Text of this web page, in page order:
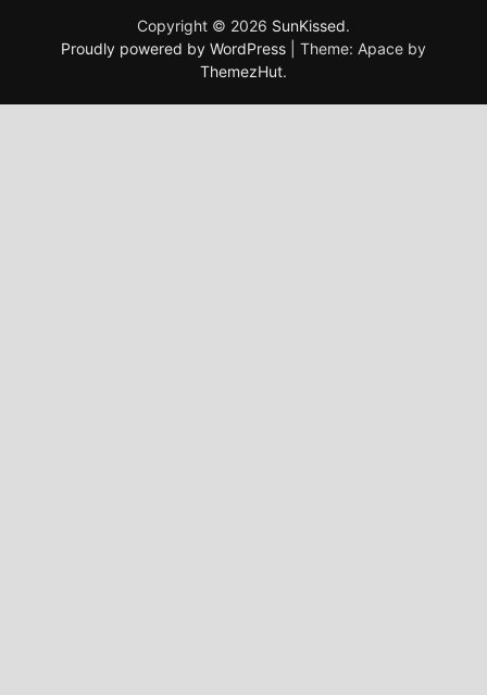
Copyright © 2026 SunKissed.
Proudly powered by WordPress
Theme: Apace by
ThemezHut.